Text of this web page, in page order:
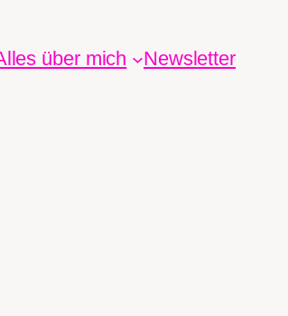
über mich Newsletter